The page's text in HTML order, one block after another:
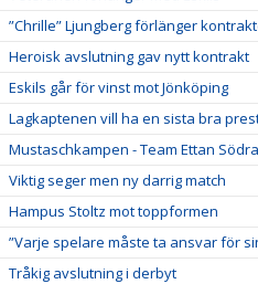
”Chrille” Ljungberg förlänger
Heroisk avslutning gav nytt kontrakt
Eskils går för vinst mot Jönköping
Lagkaptenen vill ha en sista bra
Mustaschkampen - Team Ettan
Viktig seger men ny darrig match
Hampus Stoltz mot toppformen
”Varje spelare måste ta ansvar för
Tråkig avslutning i derbyt